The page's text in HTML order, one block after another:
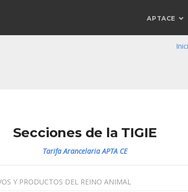
APTACE
Secciones de la TIGIE
Tarifa Arancelaria APTA CE
Y PRODUCTOS DEL REINO ANIMAL